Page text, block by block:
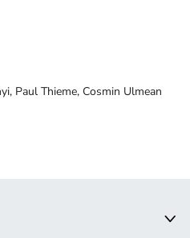
Paul Thieme, Cosmin Ulmean